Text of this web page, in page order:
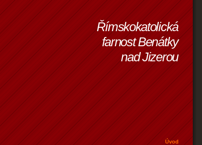
Římskokatolická
farnost Benátky
nad Jizerou
Úvod